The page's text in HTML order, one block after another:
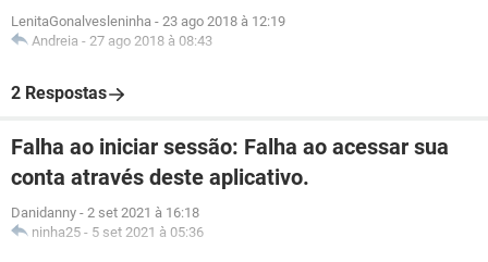
LenitaGonalvesleninha - 23 ago 2018 à 12:19
Andreia - 27 ago 2018 à 08:43
2 Respostas
Falha ao iniciar sessão: Falha ao acessar sua
conta através deste aplicativo.
Danidanny - 2 set 2021 à 16:18
ninha25 - 5 set 2021 à 05:36